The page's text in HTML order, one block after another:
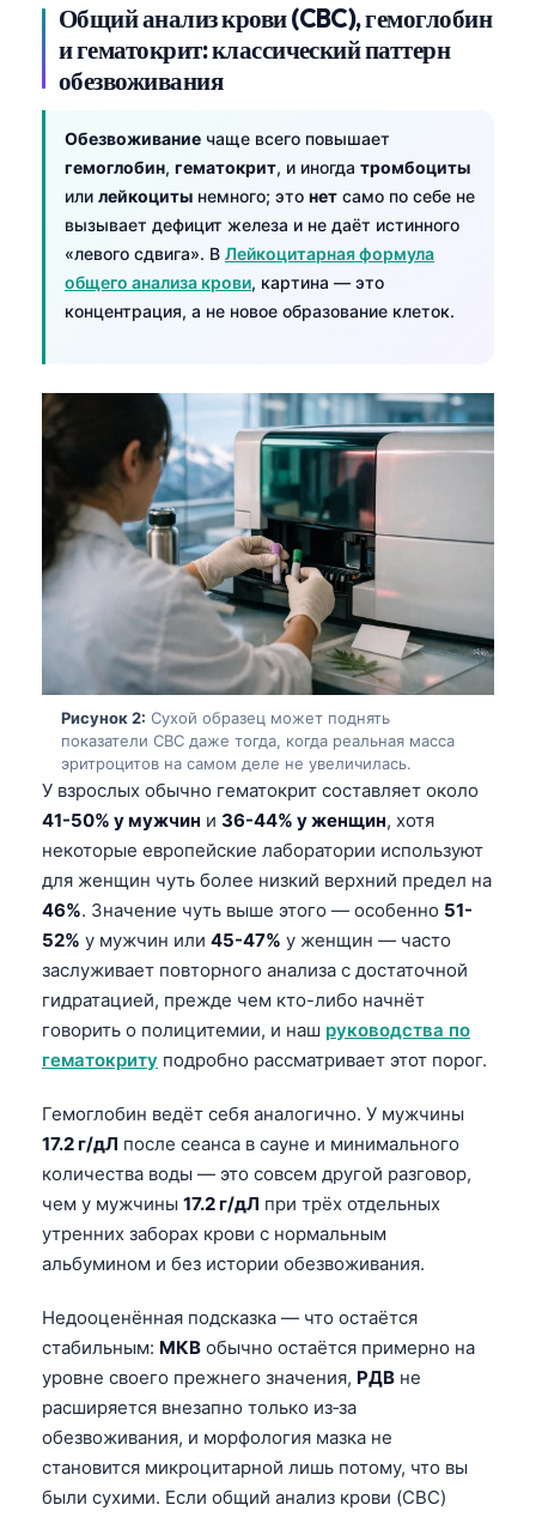
Общий анализ крови (CBC), гемоглобин
и гематокрит: классический паттерн
обезвоживания
Обезвоживание чаще всего повышает
гемоглобин, гематокрит, и иногда тромбоциты
или лейкоциты немного; это нет само по себе не
вызывает дефицит железа и не даёт истинного
«левого сдвига». В Лейкоцитарная формула
общего анализа крови, картина — это
концентрация, а не новое образование клеток.
Рисунок 2: Сухой образец может поднять
показатели CBC даже тогда, когда реальная масса
эритроцитов на самом деле не увеличилась.
У взрослых обычно гематокрит составляет около
41-50% у мужчин и 36-44% у женщин, хотя
некоторые европейские лаборатории используют
для женщин чуть более низкий верхний предел на
46%. Значение чуть выше этого — особенно 51-
52% у мужчин или 45-47% у женщин — часто
заслуживает повторного анализа с достаточной
гидратацией, прежде чем кто-либо начнёт
говорить о полицитемии, и наш руководства по
гематокриту подробно рассматривает этот порог.
Гемоглобин ведёт себя аналогично. У мужчины
17.2 г/дЛ после сеанса в сауне и минимального
количества воды — это совсем другой разговор,
чем у мужчины 17.2 г/дЛ при трёх отдельных
утренних заборах крови с нормальным
альбумином и без истории обезвоживания.
Недооценённая подсказка — что остаётся
стабильным: МКВ обычно остаётся примерно на
уровне своего прежнего значения, РДВ не
расширяется внезапно только из‑за
обезвоживания, и морфология мазка не
становится микроцитарной лишь потому, что вы
были сухими. Если общий анализ крови (CBC)